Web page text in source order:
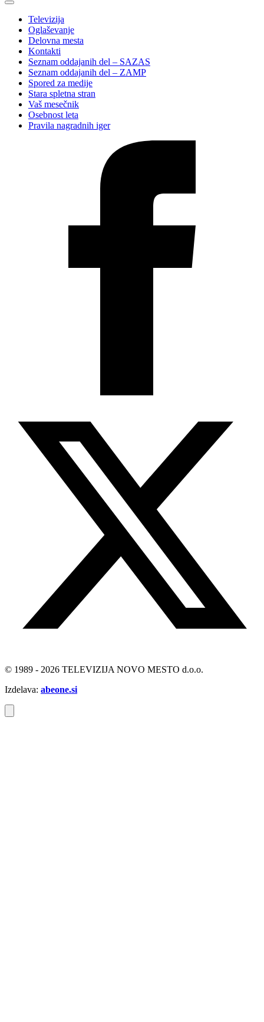
Televizija
Oglaševanje
Delovna mesta
Kontakti
Seznam oddajanih del – SAZAS
Seznam oddajanih del – ZAMP
Spored za medije
Stara spletna stran
Vaš mesečnik
Osebnost leta
Pravila nagradnih iger
© 1989 - 2026 TELEVIZIJA NOVO MESTO d.o.o.
Izdelava: abeone.si